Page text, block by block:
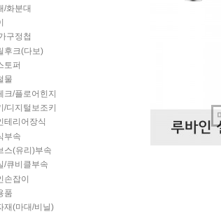
/화분대
구정첩
후크(다보)
토퍼
물
크/플로어힌지
/디지털보조키
테리어장식
부속
스(유리)부속
/큐비클부속
손잡이
품
재(마대/비닐)